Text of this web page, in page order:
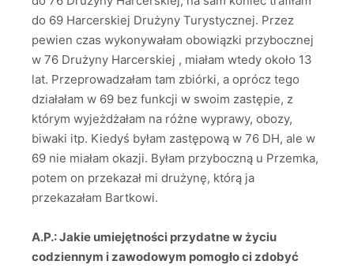
do 69 Harcerskiej Drużyny Turystycznej. Przez
pewien czas wykonywałam obowiązki przybocznej
w 76 Drużyny Harcerskiej , miałam wtedy około 13
lat. Przeprowadzałam tam zbiórki, a oprócz tego
działałam w 69 bez funkcji w swoim zastępie, z
którym wyjeżdżałam na różne wyprawy, obozy,
biwaki itp. Kiedyś byłam zastępową w 76 DH, ale w
69 nie miałam okazji. Byłam przyboczną u Przemka,
potem on przekazał mi drużynę, którą ja
przekazałam Bartkowi.
A.P.: Jakie umiejętności przydatne w życiu
codziennym i zawodowym pomogło ci zdobyć